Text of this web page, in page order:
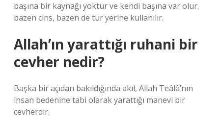
başına bir kaynağı yoktur ve kendi başına var olur.
bazen cins, bazen de tür yerine kullanılır.
Allah’ın yarattığı ruhani bir
cevher nedir?
Başka bir açıdan bakıldığında akıl, Allah Teâlâ’nın
insan bedenine tabi olarak yarattığı manevi bir
cevherdir.